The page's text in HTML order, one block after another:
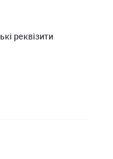
реквізити